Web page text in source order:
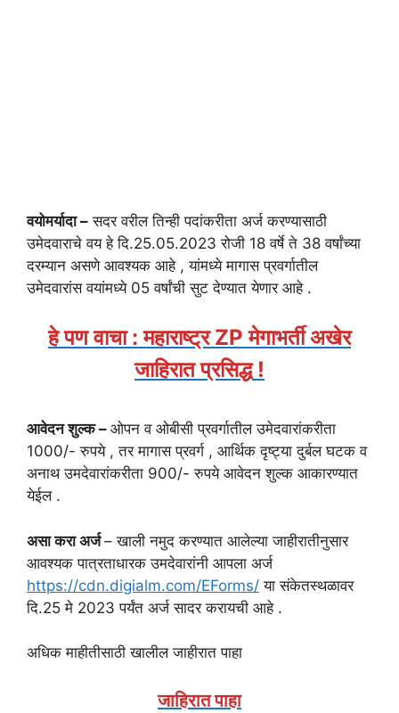
वयोमर्यादा – सदर वरील तिन्ही पदांकरीता अर्ज करण्यासाठी
उमेदवाराचे वय हे दि.25.05.2023 रोजी 18 वर्षे ते 38 वर्षांच्या
दरम्यान असणे आवश्यक आहे , यांमध्ये मागास प्रवर्गातील
उमेदवारांस वयांमध्ये 05 वर्षांची सुट देण्यात येणार आहे .
हे पण वाचा : महाराष्ट्र ZP मेगाभर्ती अखेर
जाहिरात प्रसिद्ध !
आवेदन शुल्क – ओपन व ओबीसी प्रवर्गातील उमेदवारांकरीता
1000/- रुपये , तर मागास प्रवर्ग , आर्थिक दृष्ट्या दुर्बल घटक व
अनाथ उमदेवारांकरीता 900/- रुपये आवेदन शुल्क आकारण्यात
येईल .
असा करा अर्ज– खाली नमुद करण्यात आलेल्या जाहीरातीनुसार
आवश्यक पात्रताधारक उमदेवारांनी आपला अर्ज
https://cdn.digialm.com/EForms/ या संकेतस्थळावर
दि.25 मे 2023 पर्यंत अर्ज सादर करायची आहे .
अधिक माहीतीसाठी खालील जाहीरात पाहा
जाहिरात पाहा